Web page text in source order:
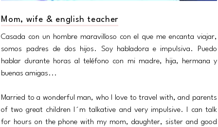
Mom, wife & english teacher
Casada con un hombre maravilloso con el que me encanta viajar,
somos padres de dos hijos. Soy habladora e impulsiva. Puedo
hablar durante horas al teléfono con mi madre, hija, hermana y
buenas amigas...
Married to a wonderful man, who I love to travel with, and parents
of two great children I´m talkative and very impulsive. I can talk
for hours on the phone with my mom, daughter, sister and good